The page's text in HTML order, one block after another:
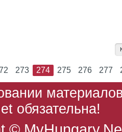
273 274 275 276 277
обязательна!